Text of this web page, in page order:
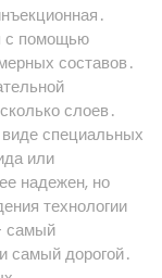
с помощью
составов․
слоев․
специальных
или
надежен, но
технологии
самый
самый дорогой․